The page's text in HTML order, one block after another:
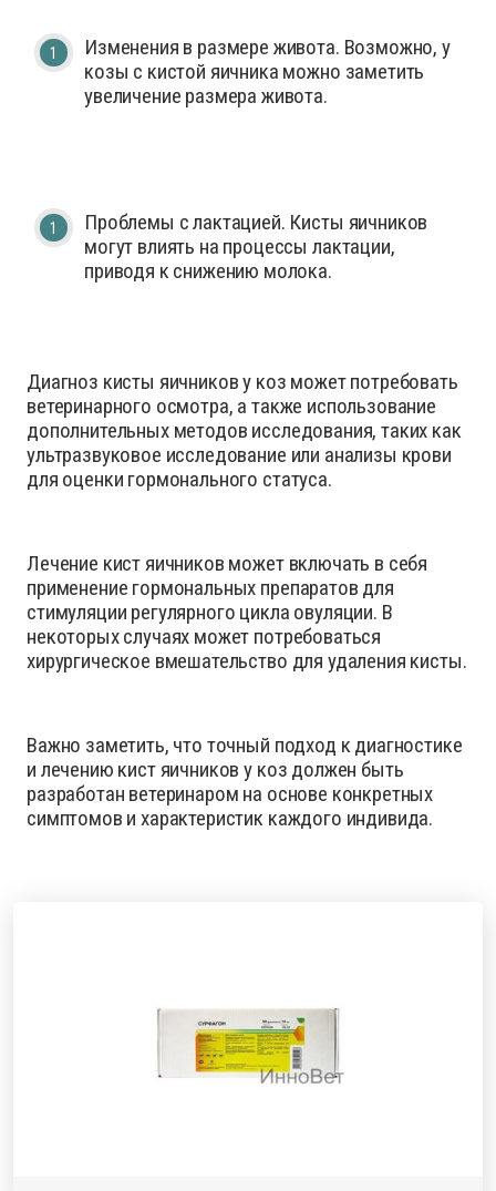
Изменения в размере живота. Возможно, у
козы с кистой яичника можно заметить
увеличение размера живота.
Проблемы с лактацией. Кисты яичников
могут влиять на процессы лактации,
приводя к снижению молока.
Диагноз кисты яичников у коз может потребовать
ветеринарного осмотра, а также использование
дополнительных методов исследования, таких как
ультразвуковое исследование или анализы крови
для оценки гормонального статуса.
Лечение кист яичников может включать в себя
применение гормональных препаратов для
стимуляции регулярного цикла овуляции. В
некоторых случаях может потребоваться
хирургическое вмешательство для удаления кисты.
Важно заметить, что точный подход к диагностике
и лечению кист яичников у коз должен быть
разработан ветеринаром на основе конкретных
симптомов и характеристик каждого индивида.